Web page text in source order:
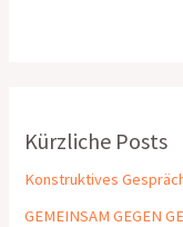
Kürzliche Posts
Konstruktives
GEMEINSAM GEGEN